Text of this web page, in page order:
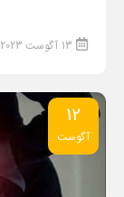
13 آگوست 2023
12
آگوست